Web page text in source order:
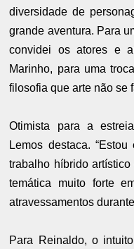
diversidade de
grande aventura. Para
convidei os atores e
Marinho, para uma
filosofia que arte não se
Otimista para a
Lemos destaca.
trabalho híbrido
temática muito forte
atravessamentos
Para Reinaldo, o